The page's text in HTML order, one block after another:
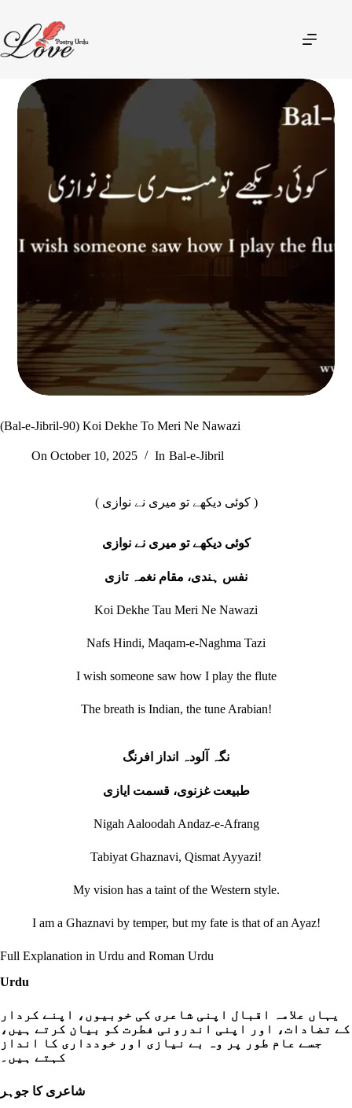
(Bal-e-Jibril-90) Koi Dekhe To Meri Ne Nawazi
On October 10, 2025 In Bal-e-Jibril
( کوئی دیکھے تو میری نے نوازی )
کوئی دیکھے تو میری نے نوازی
نفس ہندی، مقام نغمہ تازی
Koi Dekhe Tau Meri Ne Nawazi
Nafs Hindi, Maqam-e-Naghma Tazi
I wish someone saw how I play the flute
The breath is Indian, the tune Arabian!
نگہ آلودہ انداز افرنگ
طبیعت غزنوی، قسمت ایازی
Nigah Aaloodah Andaz-e-Afrang
Tabiyat Ghaznavi, Qismat Ayyazi!
My vision has a taint of the Western style.
I am a Ghaznavi by temper, but my fate is that of an Ayaz!
Full Explanation in Urdu and Roman Urdu
Urdu
یہاں علامہ اقبال اپنی شاعری کی خوبیوں، اپنے کردار
کے تضادات، اور اپنی اندرونی فطرت کو بیان کرتے ہیں،
جسے عام طور پر وہ بے نیازی اور خودداری کا انداز
کہتے ہیں۔
شاعری کا جوہر